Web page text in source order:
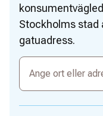
Stockholms stad
gatuadress.
Ange
eller
adress